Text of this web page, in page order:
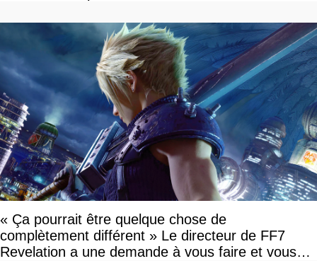
« Ça pourrait être quelque chose de
complètement différent » Le directeur de FF7
Revelation a une demande à vous faire et vous